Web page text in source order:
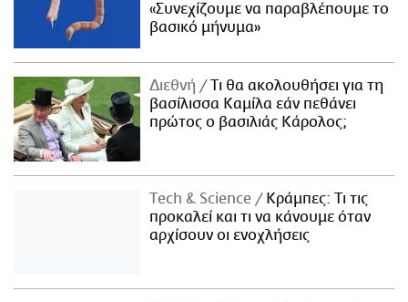
«Συνεχίζουμε να παραβλέπουμε το
βασικό μήνυμα»
Διεθνή
Τι θα ακολουθήσει για τη
βασίλισσα Καμίλα εάν πεθάνει
πρώτος ο βασιλιάς Κάρολος;
Τech & Science
Κράμπες: Τι τις
προκαλεί και τι να κάνουμε όταν
αρχίσουν οι ενοχλήσεις